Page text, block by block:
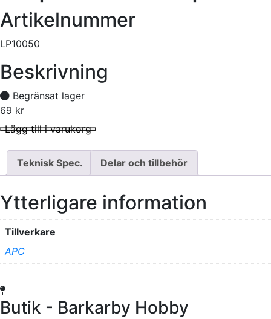
Artikelnummer
LP10050
Beskrivning
Begränsat lager
69 kr
I lager
Propeller 10x5 Sport mängd
Lägg till i varukorg
Teknisk Spec. Delar och tillbehör
Ytterligare information
Tillverkare
APC
Butik - Barkarby Hobby